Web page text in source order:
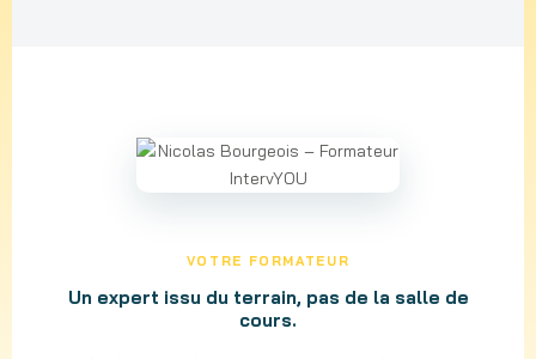
VOTRE FORMATEUR
Un expert issu du terrain, pas de la salle de
cours.